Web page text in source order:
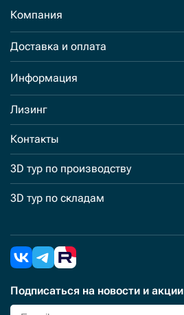
Компания
Доставка и оплата
Информация
Лизинг
Контакты
3D тур по производству
3D тур по складам
Подписаться на новости и акции